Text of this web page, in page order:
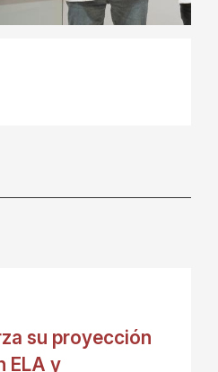
su proyección
ELA y